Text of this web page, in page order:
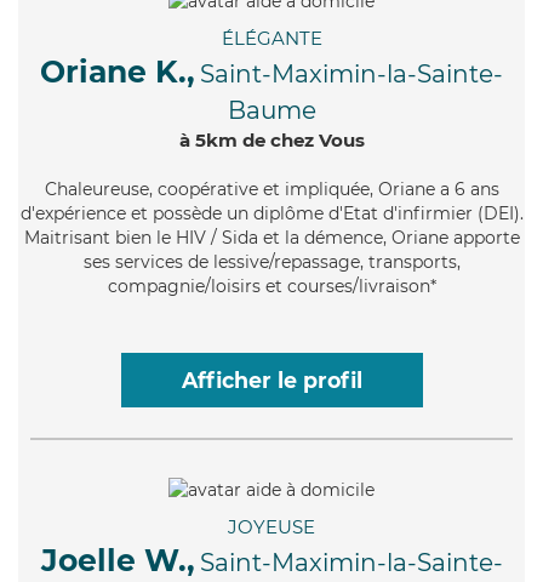
ÉLÉGANTE
Oriane K., Saint-Maximin-la-Sainte-
Baume
à 5km de chez Vous
Chaleureuse, coopérative et impliquée, Oriane a 6 ans
d'expérience et possède un diplôme d'Etat d'infirmier (DEI).
Maitrisant bien le HIV / Sida et la démence, Oriane apporte
ses services de lessive/repassage, transports,
compagnie/loisirs et courses/livraison*
Afficher le profil
JOYEUSE
Joelle W., Saint-Maximin-la-Sainte-